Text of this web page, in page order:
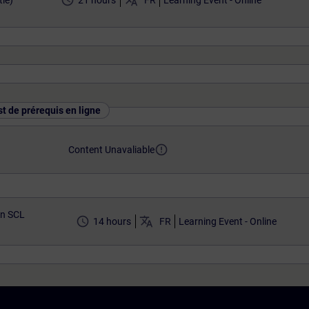
de prérequis en ligne
Content Unavaliableerror_outline
SCL
access_time 14 hours translate FR Learning Event - Online